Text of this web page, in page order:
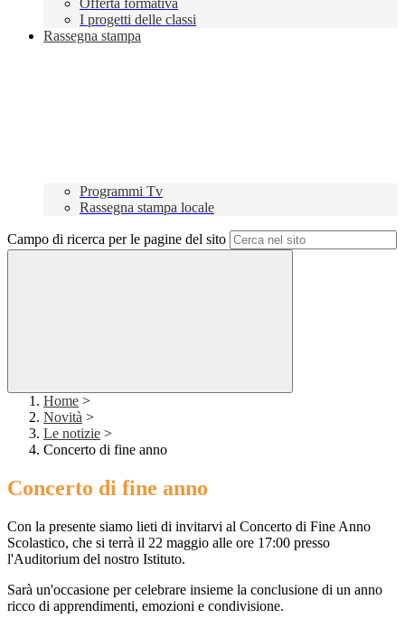
Offerta formativa
I progetti delle classi
Rassegna stampa
Programmi Tv
Rassegna stampa locale
Campo di ricerca per le pagine del sito
Home >
Novità >
Le notizie >
Concerto di fine anno
Concerto di fine anno
Con la presente siamo lieti di invitarvi al Concerto di Fine Anno
Scolastico, che si terrà il 22 maggio alle ore 17:00 presso
l'Auditorium del nostro Istituto.
Sarà un'occasione per celebrare insieme la conclusione di un anno
ricco di apprendimenti, emozioni e condivisione.